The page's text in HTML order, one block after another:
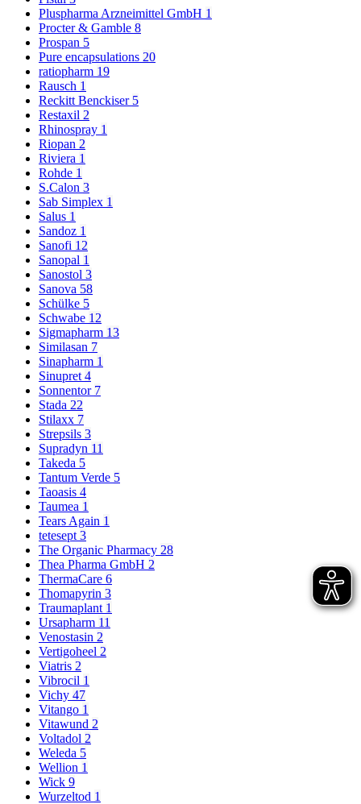
Pluspharma Arzneimittel GmbH 1
Procter & Gamble 8
Prospan 5
Pure encapsulations 20
ratiopharm 19
Rausch 1
Reckitt Benckiser 5
Restaxil 2
Rhinospray 1
Riopan 2
Riviera 1
Rohde 1
S.Calon 3
Sab Simplex 1
Salus 1
Sandoz 1
Sanofi 12
Sanopal 1
Sanostol 3
Sanova 58
Schülke 5
Schwabe 12
Sigmapharm 13
Similasan 7
Sinapharm 1
Sinupret 4
Sonnentor 7
Stada 22
Stilaxx 7
Strepsils 3
Supradyn 11
Takeda 5
Tantum Verde 5
Taoasis 4
Taumea 1
Tears Again 1
tetesept 3
The Organic Pharmacy 28
Thea Pharma GmbH 2
ThermaCare 6
Thomapyrin 3
Traumaplant 1
Ursapharm 11
Venostasin 2
Vertigoheel 2
Viatris 2
Vibrocil 1
Vichy 47
Vitango 1
Vitawund 2
Voltadol 2
Weleda 5
Wellion 1
Wick 9
Wurzeltod 1